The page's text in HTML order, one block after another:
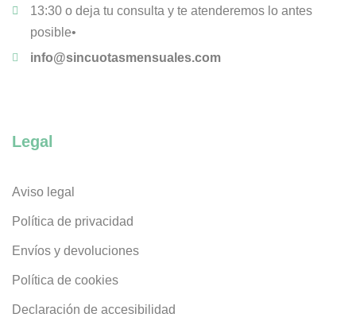
13:30 o deja tu consulta y te atenderemos lo antes
posible•
info@sincuotasmensuales.com
Legal
Aviso legal
Política de privacidad
Envíos y devoluciones
Política de cookies
Declaración de accesibilidad